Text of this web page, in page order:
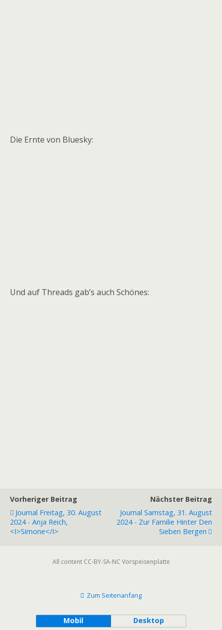
Die Ernte von Bluesky:
Und auf Threads gab’s auch Schönes:
Vorheriger Beitrag
Journal Freitag, 30. August
2024 - Anja Reich,
<i>Simone</i>
Nächster Beitrag
Journal Samstag, 31. August
2024 - Zur Familie Hinter Den
Sieben Bergen
All content CC-BY-SA-NC Vorspeisenplatte
Zum Seitenanfang
Mobil Desktop